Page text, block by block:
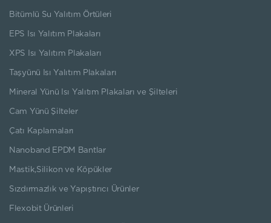
Bitümlü Su Yalıtım Örtüleri
EPS Isı Yalıtım Plakaları
XPS Isı Yalıtım Plakaları
Taşyünü Isı Yalıtım Plakaları
Mineral Yünü Isı Yalıtım Plakaları ve Şilteleri
Cam Yünü Şilteler
Çatı Kaplamaları
Nanoband EPDM Bantlar
Mastik,Silikon ve Köpükler
Sızdırmazlık ve Yapıştırıcı Ürünler
Flexobit Ürünleri